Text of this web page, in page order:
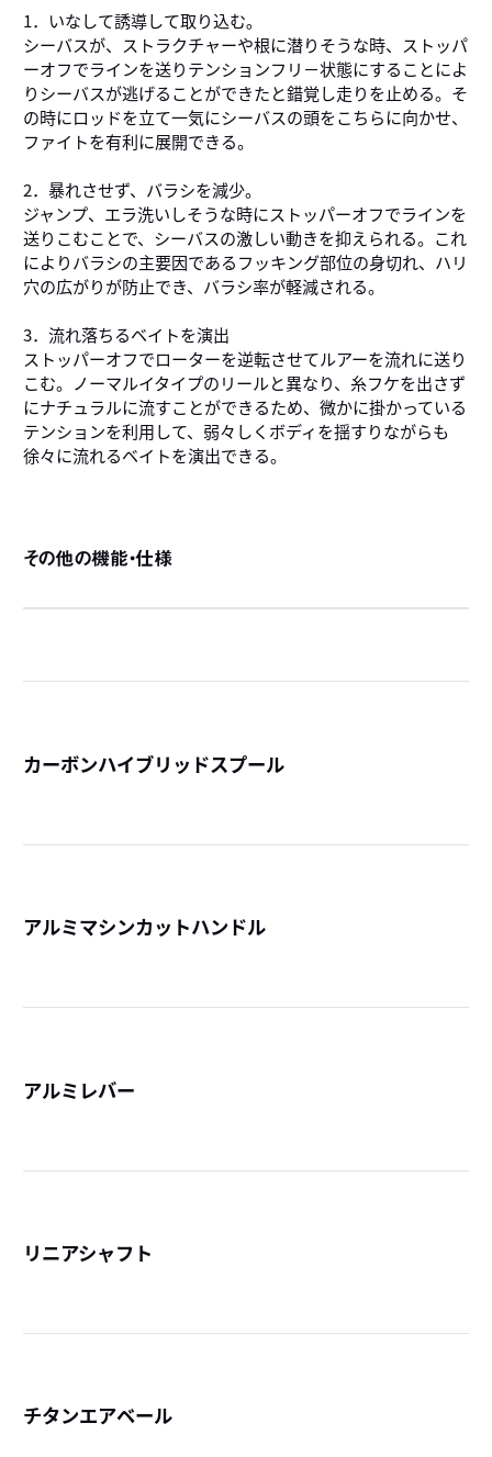
1．いなして誘導して取り込む｡
シーバスが、ストラクチャーや根に潜りそうな時、ストッパ
ーオフでラインを送りテンションフリ－状態にすることによ
りシーバスが逃げることができたと錯覚し走りを止める。そ
の時にロッドを立て一気にシーバスの頭をこちらに向かせ、
ファイトを有利に展開できる。
2．暴れさせず、バラシを減少。
ジャンプ、エラ洗いしそうな時にストッパーオフでラインを
送りこむことで、シーバスの激しい動きを抑えられる。これ
によりバラシの主要因であるフッキング部位の身切れ、ハリ
穴の広がりが防止でき、バラシ率が軽減される。
3．流れ落ちるベイトを演出
ストッパーオフでローターを逆転させてルアーを流れに送り
こむ。ノーマルイタイプのリールと異なり、糸フケを出さず
にナチュラルに流すことができるため、微かに掛かっている
テンションを利用して、弱々しくボディを揺すりながらも
徐々に流れるベイトを演出できる。
その他の機能・仕様
カーボンハイブリッドスプール
アルミマシンカットハンドル
アルミレバー
リニアシャフト
チタンエアベール